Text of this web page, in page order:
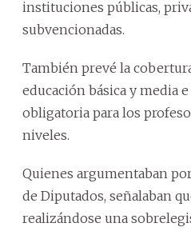
instituciones públicas,
subvencionadas.
También prevé la
educación básica y media
obligatoria para los
niveles.
Quienes argumentaban
de Diputados, señalaban
realizándose una